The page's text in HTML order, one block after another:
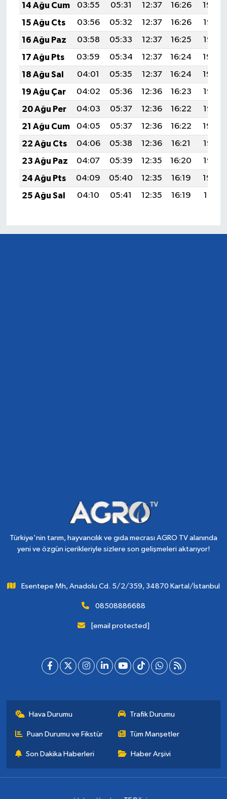
14 Ağu Cum
03:55 05:31 12:37 16:26
19:34
15 Ağu Cts
03:56 05:32 12:37 16:26
19:33
16 Ağu Paz
03:58 05:33 12:37 16:25
19:32
17 Ağu Pts
03:59 05:34 12:37 16:24
19:30
18 Ağu Sal
04:01 05:35 12:37 16:24
19:29
19 Ağu Çar
04:02 05:36 12:36 16:23
19:27
20 Ağu Per
04:03 05:37 12:36 16:22
19:26
21 Ağu Cum
04:05 05:37 12:36 16:22
19:24
22 Ağu Cts
04:06 05:38 12:36 16:21
19:23
23 Ağu Paz
04:07 05:39 12:35 16:20
19:22
24 Ağu Pts
04:09 05:40 12:35 16:19
19:20
25 Ağu Sal
04:10 05:41 12:35 16:19 19:19
Türkiye'nin tarım, hayvancılık ve gıda mecrası AGRO TV alanında
yeni ve özgün içerikleriyle sizlere son gelişmeleri aktarıyor!
Esentepe Mh, Anadolu Cd. 5/2/359, 34870 Kartal/İstanbul
08508886688
[email protected]
Hava Durumu Trafik Durumu
Puan Durumu ve Fikstür Tüm Manşetler
Son Dakika Haberleri Haber Arşivi